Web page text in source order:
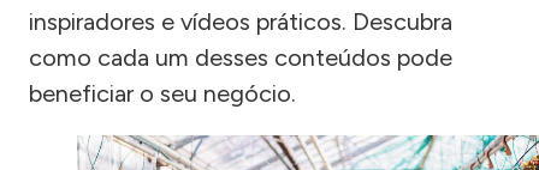
inspiradores e vídeos práticos. Descubra
como cada um desses conteúdos pode
beneficiar o seu negócio.